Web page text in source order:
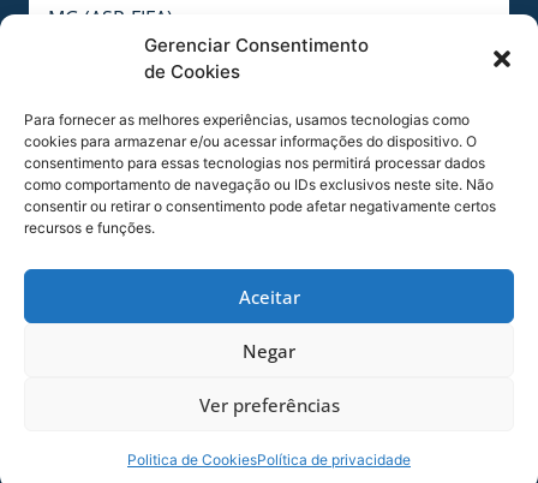
Gerenciar Consentimento
de Cookies
Para fornecer as melhores experiências, usamos tecnologias como
cookies para armazenar e/ou acessar informações do dispositivo. O
consentimento para essas tecnologias nos permitirá processar dados
como comportamento de navegação ou IDs exclusivos neste site. Não
consentir ou retirar o consentimento pode afetar negativamente certos
recursos e funções.
Aceitar
Negar
Ver preferências
Politica de CookiesPolítica de privacidade
MG (ASP-FIFA)
Quarto Árbitro:Rodrigo Guarizo Ferreira do
Amaral – SP (CBF-2)
ELENCO DO PALMEIRAS
Fernando Prass; Lucas, Victor Ramos, Vitor
Hugo (Leandro Almeida) e Egídio; Gabriel,
Arouca e Zé Roberto (Kelvin); Rafael Marques,
TÉCNICO:Marcelo Oliveira
Renan, Tinga e Claudinei (Renan Oliveira);
Rômulo (Roberto), Anderson Lopes e William
TÉCNICO:Gilson Kleina;